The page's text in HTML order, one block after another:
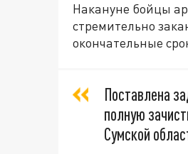
Накануне бойцы
стремительно
окончательные
Поставлена
полную
Сумской